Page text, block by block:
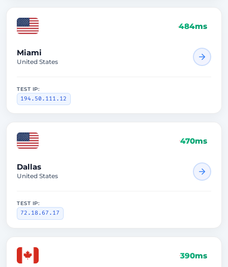
484ms
Miami
United States
TEST IP:
194.50.111.12
470ms
Dallas
United States
TEST IP:
72.18.67.17
390ms